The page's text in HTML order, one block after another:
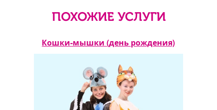
ПОХОЖИЕ УСЛУГИ
Кошки-мышки (день рождения)